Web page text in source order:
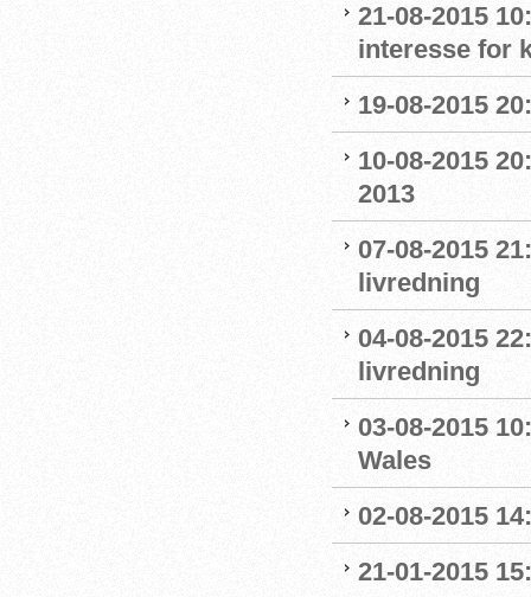
21-08-2015
interesse for
19-08-2015
10-08-2015
2013
07-08-2015
livredning
04-08-2015
livredning
03-08-2015
Wales
02-08-2015
21-01-2015